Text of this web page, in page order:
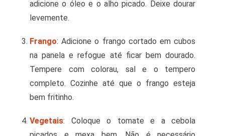
adicione o óleo e o alho picado. Deixe dourar
levemente.
Frango: Adicione o frango cortado em cubos
na panela e refogue até ficar bem dourado.
Tempere com colorau, sal e o tempero
completo. Cozinhe até que o frango esteja
bem fritinho.
Vegetais: Coloque o tomate e a cebola